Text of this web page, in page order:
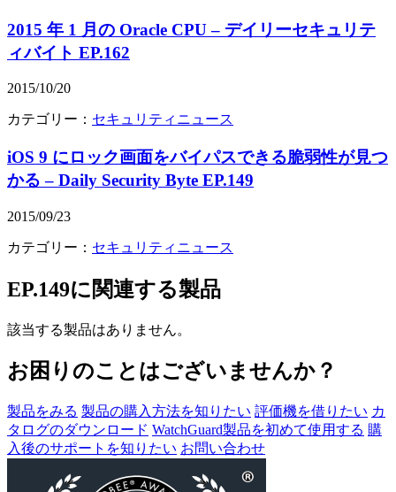
2015 年 1 月の Oracle CPU – デイリーセキュリテ
ィバイト EP.162
2015/10/20
カテゴリー： セキュリティニュース
iOS 9 にロック画面をバイパスできる脆弱性が見つ
かる – Daily Security Byte EP.149
2015/09/23
カテゴリー： セキュリティニュース
EP.149に関連する製品
該当する製品はありません。
お困りのことはございませんか？
製品をみる 製品の購入方法を知りたい 評価機を借りたい カ
タログのダウンロード WatchGuard製品を初めて使用する 購
入後のサポートを知りたい お問い合わせ